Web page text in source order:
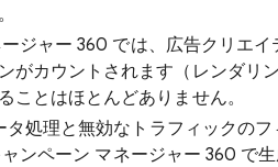
ジャー 360 では、広告クリエ
がカウントされます（レンダリ
ことはほとんどありません。
タ処理と無効なトラフィックの
ンペーン マネージャー 360 で